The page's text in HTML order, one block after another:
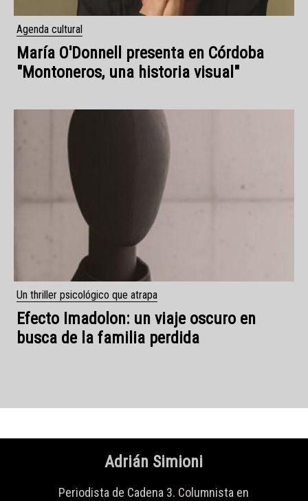
Adrián Simioni
Periodista de Cadena 3. Columnista en